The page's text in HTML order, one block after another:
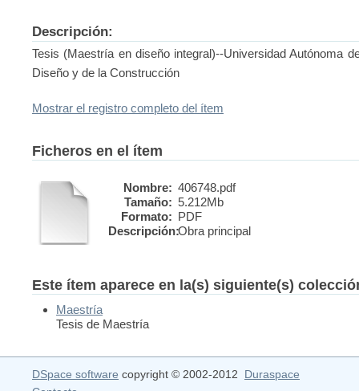
Descripción:
Tesis (Maestría en diseño integral)--Universidad Autónoma
Diseño y de la Construcción
Mostrar el registro completo del ítem
Ficheros en el ítem
Nombre: 406748.pdf
Tamaño: 5.212Mb
Formato: PDF
Descripción:Obra principal
Este ítem aparece en la(s) siguiente(s)
Maestría
Tesis de Maestría
DSpace software copyright © 2002-2012 Duraspace